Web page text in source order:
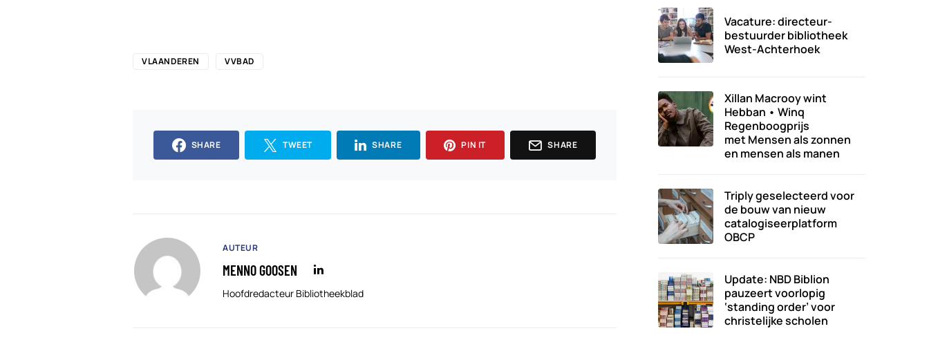
VLAANDEREN VVBAD
SHARE TWEET SHARE PIN IT SHARE
AUTEUR
MENNO GOOSEN
Hoofdredacteur Bibliotheekblad
Vacature: directeur-
bestuurder bibliotheek
West-Achterhoek
Xillan Macrooy wint
Hebban • Winq
Regenboogprijs
met Mensen als zonnen
en mensen als manen
Triply geselecteerd voor
de bouw van nieuw
catalogiseerplatform
OBCP
Update: NBD Biblion
pauzeert voorlopig
‘standing order’ voor
christelijke scholen